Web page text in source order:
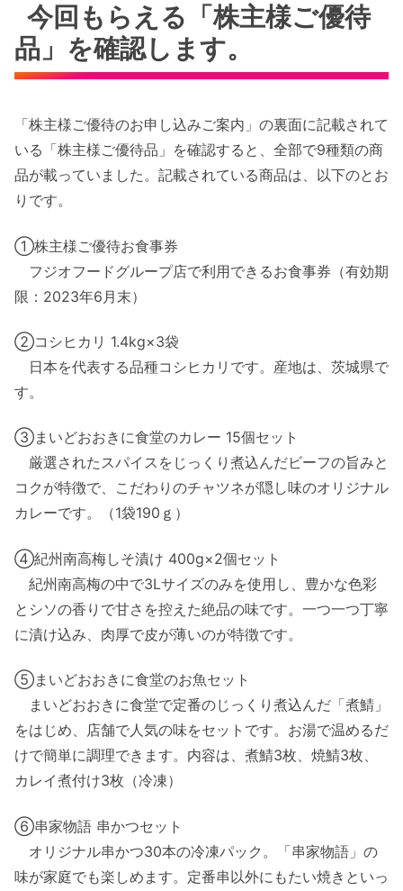
今回もらえる「株主様ご優待
品」を確認します。
「株主様ご優待のお申し込みご案内」の裏面に記載されて
いる「株主様ご優待品」を確認すると、全部で9種類の商
品が載っていました。記載されている商品は、以下のとお
りです。
①株主様ご優待お食事券
フジオフードグループ店で利用できるお食事券（有効期
限：2023年6月末）
②コシヒカリ 1.4kg×3袋
日本を代表する品種コシヒカリです。産地は、茨城県で
す。
③まいどおおきに食堂のカレー 15個セット
厳選されたスパイスをじっくり煮込んだビーフの旨みと
コクが特徴で、こだわりのチャツネが隠し味のオリジナル
カレーです。（1袋190ｇ）
④紀州南高梅しそ漬け 400g×2個セット
紀州南高梅の中で3Lサイズのみを使用し、豊かな色彩
とシソの香りで甘さを控えた絶品の味です。一つ一つ丁寧
に漬け込み、肉厚で皮が薄いのが特徴です。
⑤まいどおおきに食堂のお魚セット
まいどおおきに食堂で定番のじっくり煮込んだ「煮鯖」
をはじめ、店舗で人気の味をセットです。お湯で温めるだ
けで簡単に調理できます。内容は、煮鯖3枚、焼鯖3枚、
カレイ煮付け3枚（冷凍）
⑥串家物語 串かつセット
オリジナル串かつ30本の冷凍パック。「串家物語」の
味が家庭でも楽しめます。定番串以外にもたい焼きといっ